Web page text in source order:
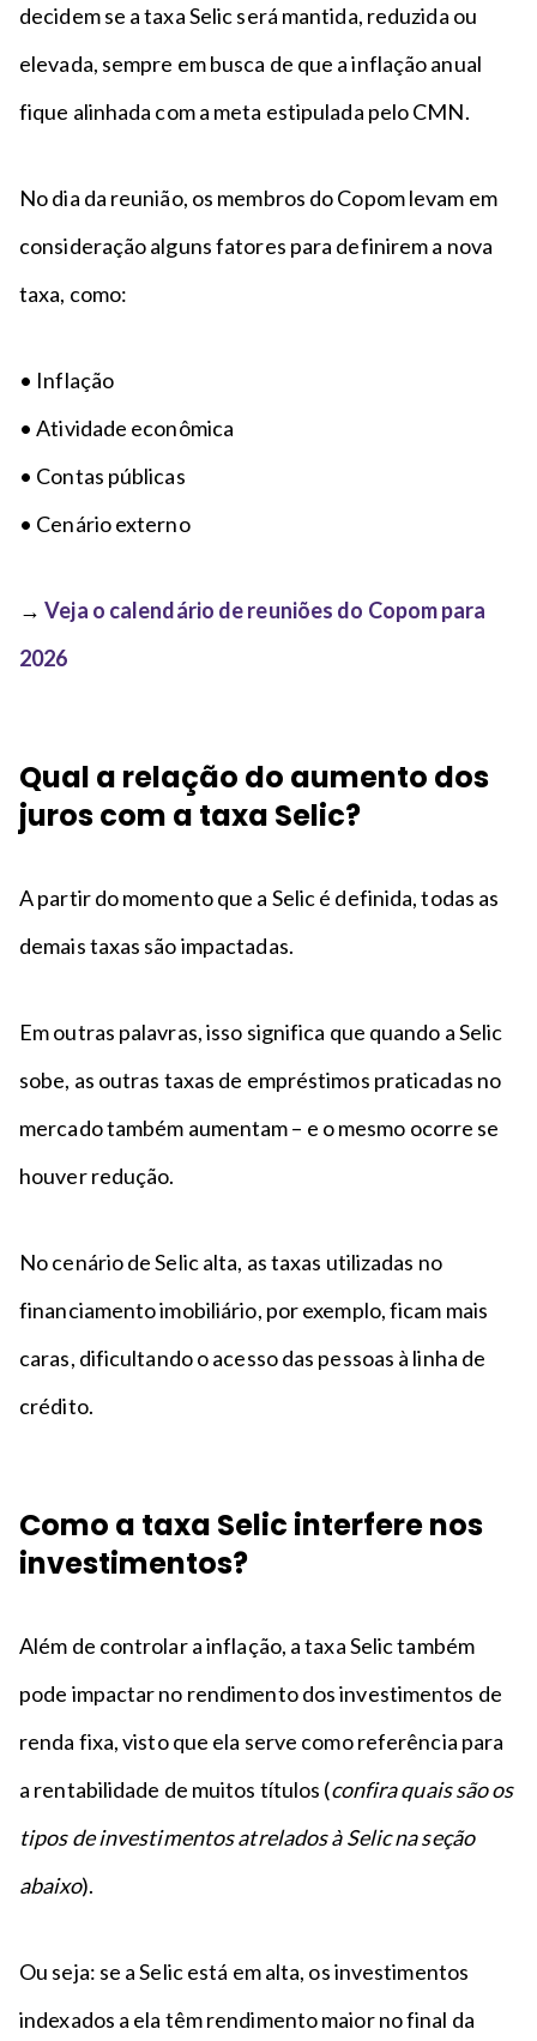
decidem se a taxa Selic será mantida, reduzida ou
elevada, sempre em busca de que a inflação anual
fique alinhada com a meta estipulada pelo CMN.
No dia da reunião, os membros do Copom levam em
consideração alguns fatores para definirem a nova
taxa, como:
• Inflação
• Atividade econômica
• Contas públicas
• Cenário externo
→Veja o calendário de reuniões do Copom para
2026
Qual a relação do aumento dos
juros com a taxa Selic?
A partir do momento que a Selic é definida, todas as
demais taxas são impactadas.
Em outras palavras, isso significa que quando a Selic
sobe, as outras taxas de empréstimos praticadas no
mercado também aumentam – e o mesmo ocorre se
houver redução.
No cenário de Selic alta, as taxas utilizadas no
financiamento imobiliário, por exemplo, ficam mais
caras, dificultando o acesso das pessoas à linha de
crédito.
Como a taxa Selic interfere nos
investimentos?
Além de controlar a inflação, a taxa Selic também
pode impactar no rendimento dos investimentos de
renda fixa, visto que ela serve como referência para
a rentabilidade de muitos títulos (confira quais são os
tipos de investimentos atrelados à Selic na seção
abaixo).
Ou seja: se a Selic está em alta, os investimentos
indexados a ela têm rendimento maior no final da